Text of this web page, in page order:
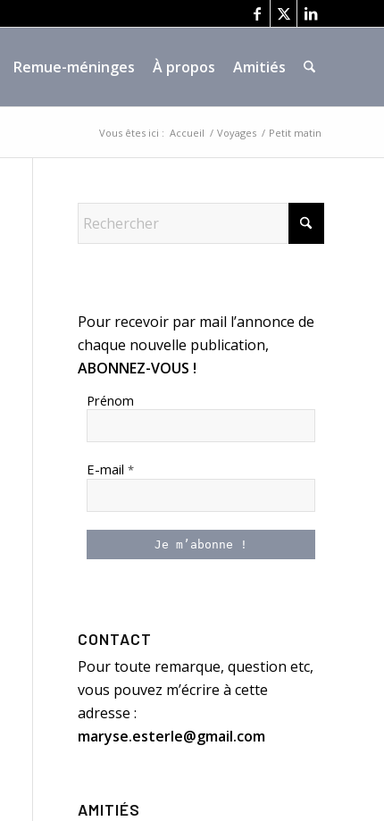
Remue-méninges À propos
Amitiés
Vous êtes ici : Accueil / Voyages / Petit matin
Pour recevoir par mail l’annonce de
chaque nouvelle publication,
ABONNEZ-VOUS !
Prénom
E-mail*
CONTACT
Pour toute remarque, question etc,
vous pouvez m’écrire à cette
adresse :
maryse.esterle@gmail.com
AMITIÉS